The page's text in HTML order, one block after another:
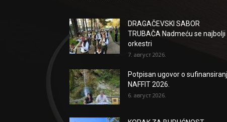
DRAGAČEVSKI SABOR
TRUBAČA Nadmeću se najbolji
orkestri
7. август 2026.
Potpisan ugovor o
NAFFIT 2026.
6. август 2026.